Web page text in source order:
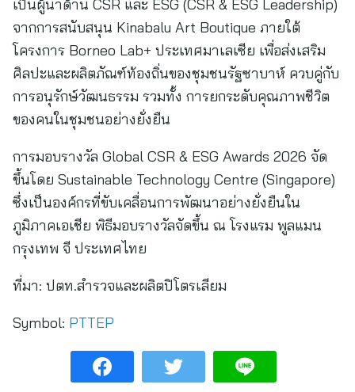
เป็นผู้นำด้าน CSR และ ESG (CSR & ESG Leadership)
จากการสนับสนุน Kinabalu Art Boutique ภายใต้
โครงการ Borneo Lab+ ประเทศมาเลเซีย เพื่อส่งเสริม
ศิลปะและผลิตภัณฑ์ท้องถิ่นของชุมชนรัฐซาบาห์ ควบคู่กับ
การอนุรักษ์วัฒนธรรม รวมทั้ง การยกระดับคุณภาพชีวิต
ของคนในชุมชนอย่างยั่งยืน
การมอบรางวัล Global CSR & ESG Awards 2026 จัด
ขึ้นโดย Sustainable Technology Centre (Singapore)
ซึ่งเป็นองค์กรที่ขับเคลื่อนการพัฒนาอย่างยั่งยืนใน
ภูมิภาคเอเชีย พิธีมอบรางวัลจัดขึ้น ณ โรงแรม พูลแมน
กรุงเทพ จี ประเทศไทย
ที่มา: ปตท.สำรวจและผลิตปิโตรเลียม
Symbol: PTTEP